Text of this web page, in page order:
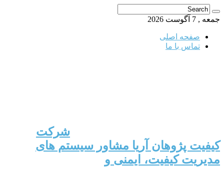
جمعه , 7 آگوست 2026
صفحه اصلی
تماس با ما
شرکت
کیفیت پژوهان آریا مشاور سیستم های
مدیریت کیفیت، ایمنی و